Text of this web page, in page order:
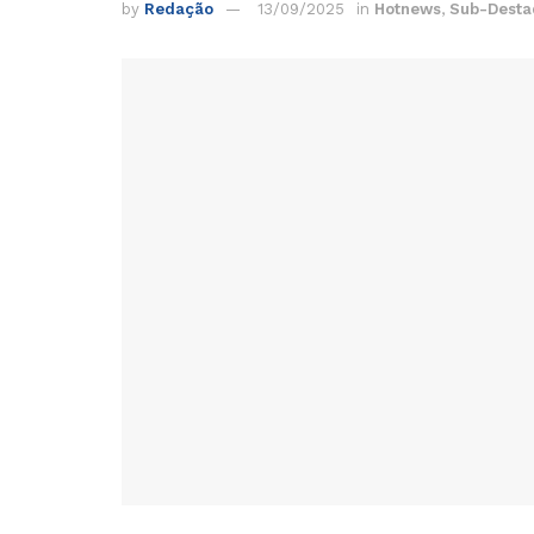
by Redação 13/09/2025 in Hotnews, Sub-